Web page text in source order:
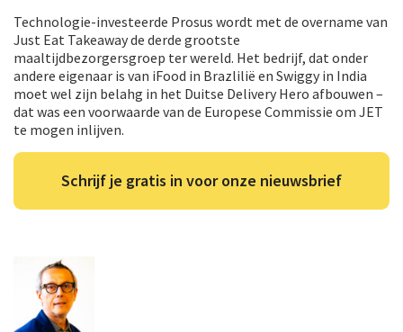
Technologie-investeerde Prosus wordt met de overname van
Just Eat Takeaway de derde grootste
maaltijdbezorgersgroep ter wereld. Het bedrijf, dat onder
andere eigenaar is van iFood in Brazlilië en Swiggy in India
moet wel zijn belahg in het Duitse Delivery Hero afbouwen –
dat was een voorwaarde van de Europese Commissie om JET
te mogen inlijven.
Schrijf je gratis in voor onze nieuwsbrief